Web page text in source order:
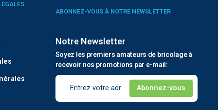
ABONNEZ-VOUS À NOTRE NEWSLETTER
Notre Newsletter
Soyez les premiers amateurs de bricolage à
recevoir nos promotions par e-mail: